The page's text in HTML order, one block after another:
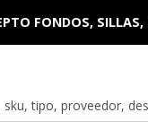
FONDOS,